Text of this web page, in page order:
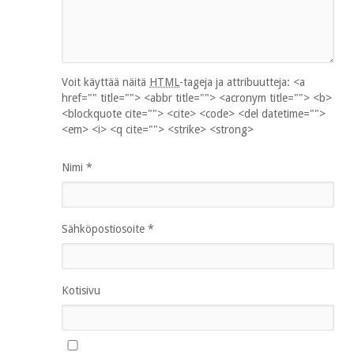
Voit käyttää näitä HTML-tageja ja attribuutteja: <a
href="" title=""> <abbr title=""> <acronym title=""> <b>
<blockquote cite=""> <cite> <code> <del datetime="">
<em> <i> <q cite=""> <strike> <strong>
Nimi *
Sähköpostiosoite *
Kotisivu